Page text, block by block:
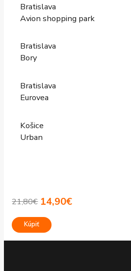
Bratislava
Avion shopping park
Bratislava
Bory
Bratislava
Eurovea
Košice
Urban
21,80€
Pôvodná
cena
bola:
21,80€.
14,90€
Aktuálna
cena
je:
14,90€.
Kúpiť